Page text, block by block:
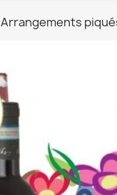
Arrangements